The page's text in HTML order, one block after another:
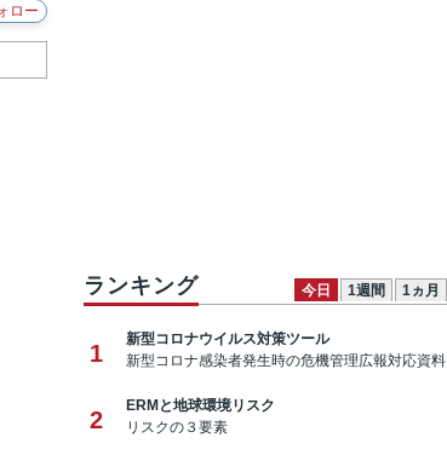
ランキング 今日 1週間 1ヵ月
1
新型コロナウイルス対策ツール
新型コロナ感染者発生時の危機管理広報対応資料
2
ERMと地球環境リスク
リスクの３要素